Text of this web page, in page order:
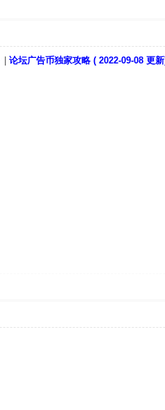
论坛广告币独家攻略 ( 2022-09-08 更